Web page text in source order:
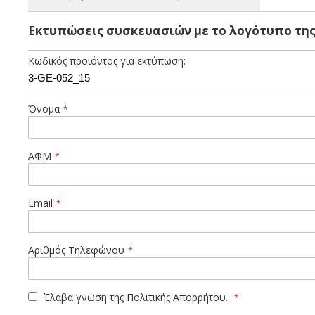
Βιοδιασπώμενο τετράγωνο κουτί small clam shell για burger
απευθείας σε κάδους με οργανικά απορρίμματα μαζί με
προκειμένου να παρέχει στον επαγγελματία τη δυνατότητα
Εκτυπώσεις συσκευασιών με το λογότυπο
Κωδικός προϊόντος για εκτύπωση:
Όνομα
ΑΦΜ
Email
Αριθμός Τηλεφώνου
Έλαβα γνώση της Πολιτικής Απορρήτου.